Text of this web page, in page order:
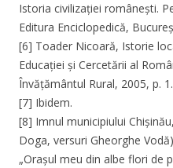
Istoria civilizației românești.
Editura Enciclopedică,
[6] Toader Nicoară, Istorie
Educației și Cercetării al
Învățământul Rural, 2005, p. 1.
[7] Ibidem.
[8] Imnul municipiului
Doga, versuri Gheorghe
„Orașul meu din albe flori de